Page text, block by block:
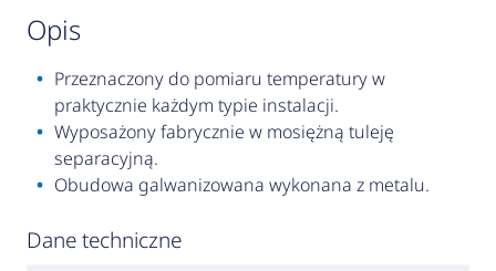
opis
Przeznaczony do pomiaru temperatury w
praktycznie każdym typie instalacji.
Wyposażony fabrycznie w mosiężną tuleję
separacyjną.
Obudowa galwanizowana wykonana z metalu.
Dane techniczne